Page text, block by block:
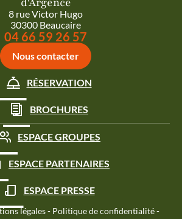
8 rue Victor Hugo
30300 Beaucaire
Appeler le
04 66 59 26 57
Nous contacter
RÉSERVATION
BROCHURES
ESPACE GROUPES
ESPACE PARTENAIRES
ESPACE PRESSE
légales- Politique de confidentialité-